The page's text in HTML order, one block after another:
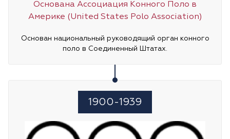
Основана Ассоциация Конного Поло в
Америке (United States Polo Association)
Основан национальный руководящий орган конного
поло в Соединенный Штатах.
1900-1939